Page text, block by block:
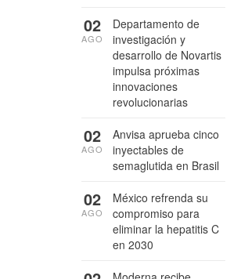
Departamento de
investigación y
desarrollo de Novartis
impulsa próximas
innovaciones
revolucionarias
02
AGO
Anvisa aprueba cinco
inyectables de
semaglutida en Brasil
02
AGO
México refrenda su
compromiso para
eliminar la hepatitis C
en 2030
02
AGO